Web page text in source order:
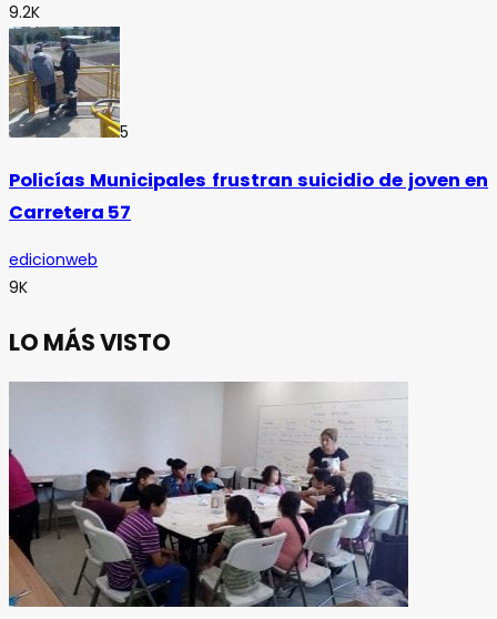
9.2K
5
Policías Municipales frustran suicidio de joven en
Carretera 57
edicionweb
9K
LO MÁS VISTO